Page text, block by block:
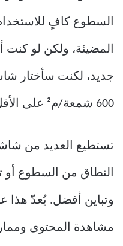
السطوع كافٍ
المضيئة، ولكن لو
600 شمعة/م² على الأقل.
النطاق من السطوع أو
وتباين أفضل. يُعدّ هذا
مشاهدة المحتوى